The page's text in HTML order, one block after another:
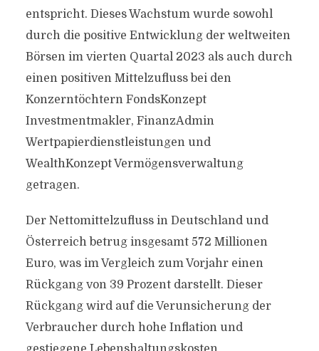
entspricht. Dieses Wachstum wurde sowohl
durch die positive Entwicklung der weltweiten
Börsen im vierten Quartal 2023 als auch durch
einen positiven Mittelzufluss bei den
Konzerntöchtern FondsKonzept
Investmentmakler, FinanzAdmin
Wertpapierdienstleistungen und
WealthKonzept Vermögensverwaltung
getragen.
Der Nettomittelzufluss in Deutschland und
Österreich betrug insgesamt 572 Millionen
Euro, was im Vergleich zum Vorjahr einen
Rückgang von 39 Prozent darstellt. Dieser
Rückgang wird auf die Verunsicherung der
Verbraucher durch hohe Inflation und